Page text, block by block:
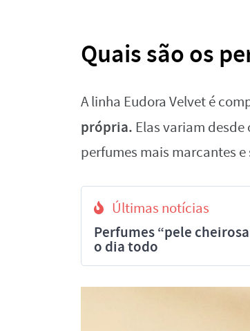
Quais são os
A linha Eudora Velvet é
própria. Elas variam
perfumes mais marcantes
Últimas notícias
Perfumes “pele
o dia todo